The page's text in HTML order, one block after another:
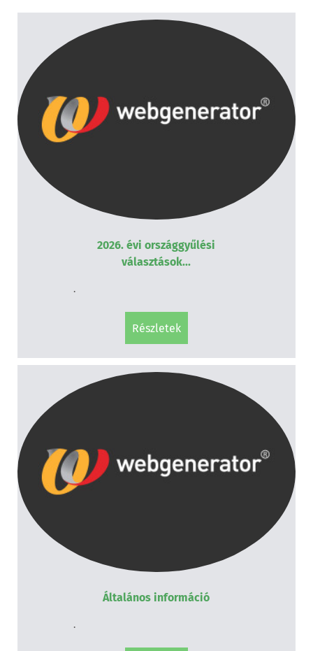
2026. évi országgyűlési
választások...
.
részletek
Általános információ
.